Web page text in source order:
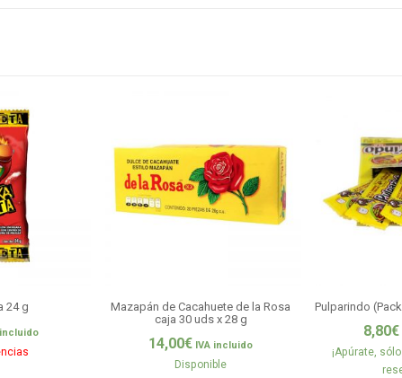
24 g
incluido
Mazapán de Cacahuete de la Rosa
caja 30 uds x 28 g
14,00€ IVA incluido
Disponible
Pulparindo
8,80€
¡Apúrate,